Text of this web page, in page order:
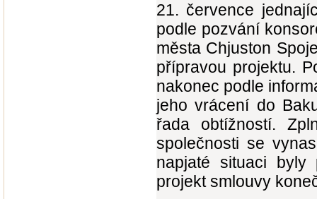
21. července
podle pozvání
města Chjuston
přípravou projektu.
nakonec podle
jeho vrácení do
řada obtížností.
společnosti se
napjaté situaci byly
projekt smlouvy